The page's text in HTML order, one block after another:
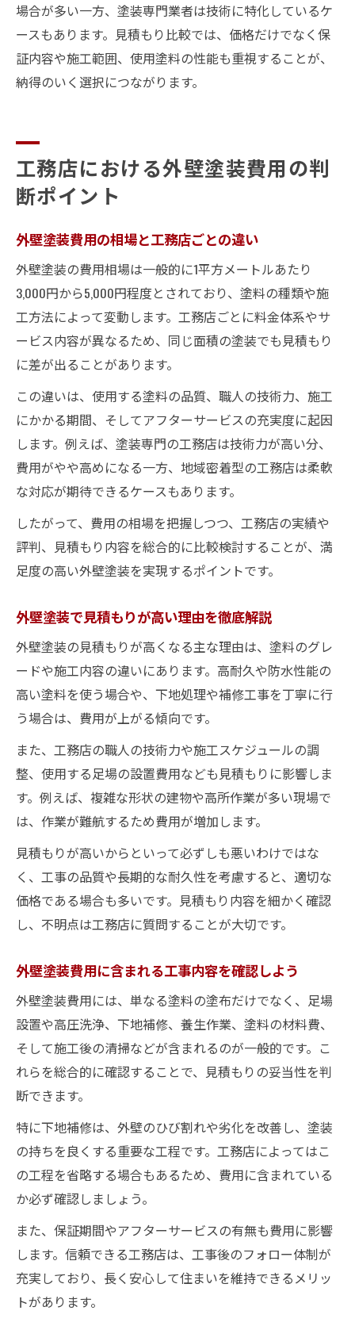
場合が多い一方、塗装専門業者は技術に特化しているケ
ースもあります。見積もり比較では、価格だけでなく保
証内容や施工範囲、使用塗料の性能も重視することが、
納得のいく選択につながります。
工務店における外壁塗装費用の判
断ポイント
外壁塗装費用の相場と工務店ごとの違い
外壁塗装の費用相場は一般的に1平方メートルあたり
3,000円から5,000円程度とされており、塗料の種類や施
工方法によって変動します。工務店ごとに料金体系やサ
ービス内容が異なるため、同じ面積の塗装でも見積もり
に差が出ることがあります。
この違いは、使用する塗料の品質、職人の技術力、施工
にかかる期間、そしてアフターサービスの充実度に起因
します。例えば、塗装専門の工務店は技術力が高い分、
費用がやや高めになる一方、地域密着型の工務店は柔軟
な対応が期待できるケースもあります。
したがって、費用の相場を把握しつつ、工務店の実績や
評判、見積もり内容を総合的に比較検討することが、満
足度の高い外壁塗装を実現するポイントです。
外壁塗装で見積もりが高い理由を徹底解説
外壁塗装の見積もりが高くなる主な理由は、塗料のグレ
ードや施工内容の違いにあります。高耐久や防水性能の
高い塗料を使う場合や、下地処理や補修工事を丁寧に行
う場合は、費用が上がる傾向です。
また、工務店の職人の技術力や施工スケジュールの調
整、使用する足場の設置費用なども見積もりに影響しま
す。例えば、複雑な形状の建物や高所作業が多い現場で
は、作業が難航するため費用が増加します。
見積もりが高いからといって必ずしも悪いわけではな
く、工事の品質や長期的な耐久性を考慮すると、適切な
価格である場合も多いです。見積もり内容を細かく確認
し、不明点は工務店に質問することが大切です。
外壁塗装費用に含まれる工事内容を確認しよう
外壁塗装費用には、単なる塗料の塗布だけでなく、足場
設置や高圧洗浄、下地補修、養生作業、塗料の材料費、
そして施工後の清掃などが含まれるのが一般的です。こ
れらを総合的に確認することで、見積もりの妥当性を判
断できます。
特に下地補修は、外壁のひび割れや劣化を改善し、塗装
の持ちを良くする重要な工程です。工務店によってはこ
の工程を省略する場合もあるため、費用に含まれている
か必ず確認しましょう。
また、保証期間やアフターサービスの有無も費用に影響
します。信頼できる工務店は、工事後のフォロー体制が
充実しており、長く安心して住まいを維持できるメリッ
トがあります。